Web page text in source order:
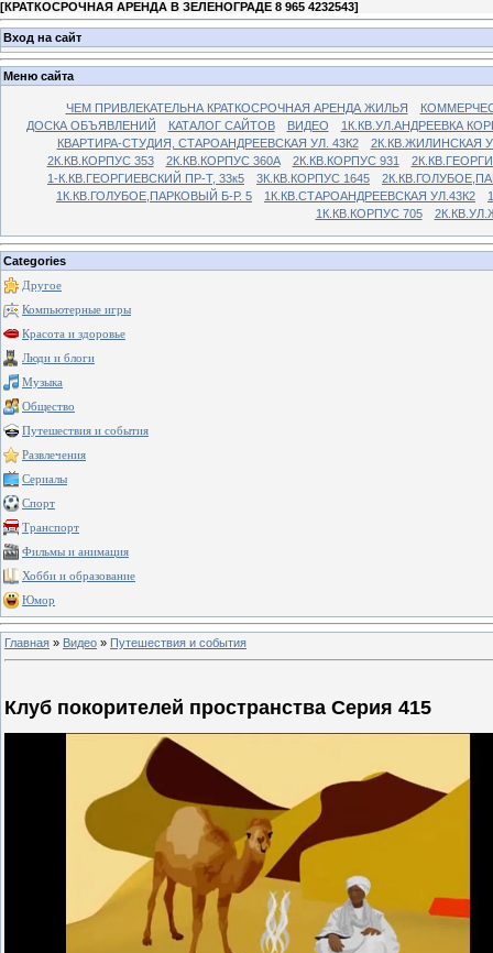
[КРАТКОСРОЧНАЯ АРЕНДА В ЗЕЛЕНОГРАДЕ 8 965 4232543]
Вход на сайт
Меню сайта
ЧЕМ ПРИВЛЕКАТЕЛЬНА КРАТКОСРОЧНАЯ АРЕНДА ЖИЛЬЯ
ДОСКА ОБЪЯВЛЕНИЙ
КАТАЛОГ САЙТОВ ВИДЕО
1К.КВ.УЛ.АНДРЕЕВКА
КВАРТИРА-СТУДИЯ, СТАРОАНДРЕЕВСКАЯ УЛ. 43К2
2К.КВ.ЖИЛИНСКАЯ
2К.КВ.КОРПУС 353
2К.КВ.КОРПУС 360А 2К.КВ.КОРПУС 931
1-К.КВ.ГЕОРГИЕВСКИЙ ПР-Т, 33к5
3К.КВ.КОРПУС 1645
1К.КВ.ГОЛУБОЕ,ПАРКОВЫЙ Б-Р. 5
1К.КВ.СТАРОАНДРЕЕВСКАЯ УЛ.43К2
1К.КВ.КОРПУС 705
Categories
Другое
Компьютерные игры
Красота и здоровье
Люди и блоги
Музыка
Общество
Путешествия и события
Развлечения
Сериалы
Спорт
Транспорт
Фильмы и анимация
Хобби и образование
Юмор
Главная » Видео » Путешествия и события
Клуб покорителей пространства Серия 415